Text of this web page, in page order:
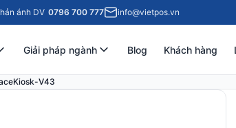
ánh DV 0796 700 777 info@vietpos.vn
Giải pháp ngành Blog Khách hàng
V43